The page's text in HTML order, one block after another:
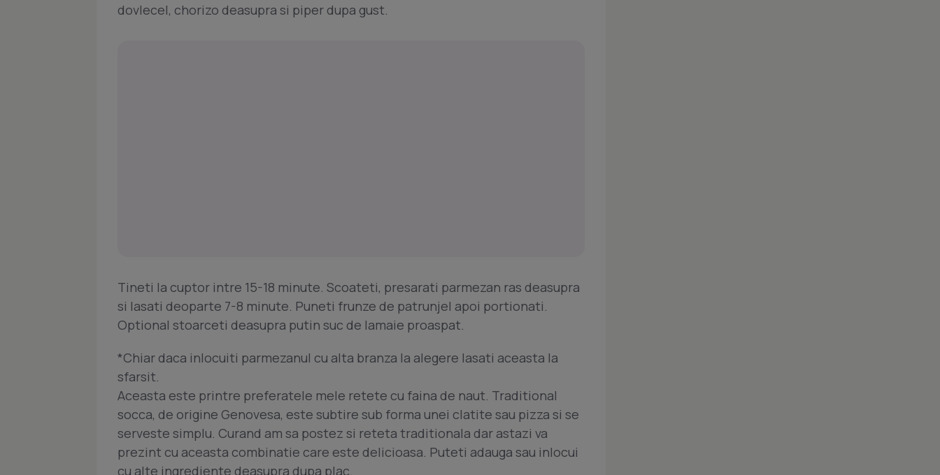
dovlecel, chorizo deasupra si piper dupa gust.
Tineti la cuptor intre 15-18 minute. Scoateti, presarati parmezan ras deasupra
si lasati deoparte 7-8 minute. Puneti frunze de patrunjel apoi portionati.
Optional stoarceti deasupra putin suc de lamaie proaspat.
*Chiar daca inlocuiti parmezanul cu alta branza la alegere lasati aceasta la
sfarsit.
Aceasta este printre preferatele mele retete cu faina de naut. Traditional
socca, de origine Genovesa, este subtire sub forma unei clatite sau pizza si se
serveste simplu. Curand am sa postez si reteta traditionala dar astazi va
prezint cu aceasta combinatie care este delicioasa. Puteti adauga sau inlocui
cu alte ingrediente deasupra dupa plac.